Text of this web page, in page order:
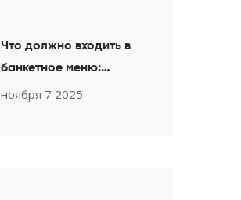
Что должно входить в
банкетное меню:
полный список блюд
ноября 7 2025